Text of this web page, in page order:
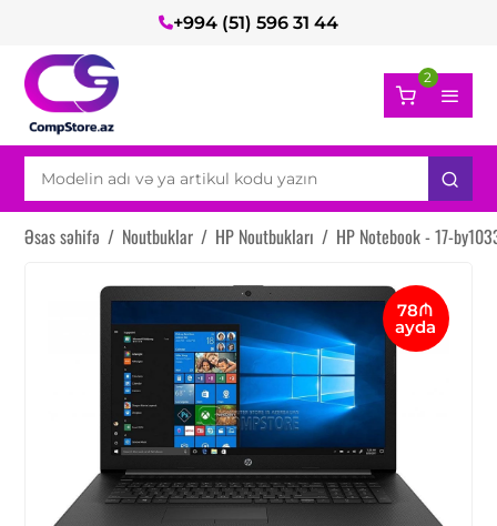
+994 (51) 596 31 44
2
Əsas səhifə / Noutbuklar / HP Noutbukları / HP Notebook - 17-
78₼
ayda